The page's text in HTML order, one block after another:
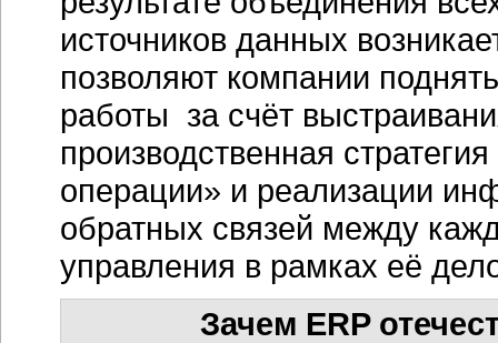
источников данных
позволяют компании
работы за счёт
производственная
операции» и реализации
обратных связей между
управления в рамках её
Зачем ERP